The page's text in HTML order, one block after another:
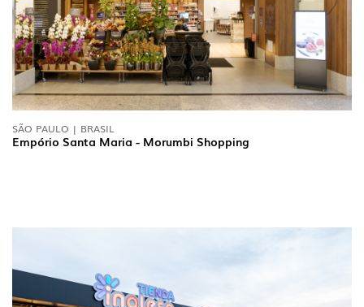
INTERIOR
INDUSTRIAL (7)
DOWNLOADS
SÃO PAULO | BRASIL
Empório Santa Maria - Morumbi Shopping